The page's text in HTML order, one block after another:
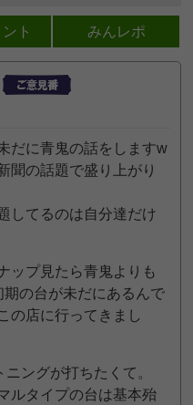
ト みんレポ
だに青鬼の話をしますw
聞の話題で盛り上がり
してるのは自分達だけ
ップ見たら青鬼よりも
の台が未だにあるんで
の店に行ってきまし
ングが打ちたくて。
ルタイプの台は基本殆